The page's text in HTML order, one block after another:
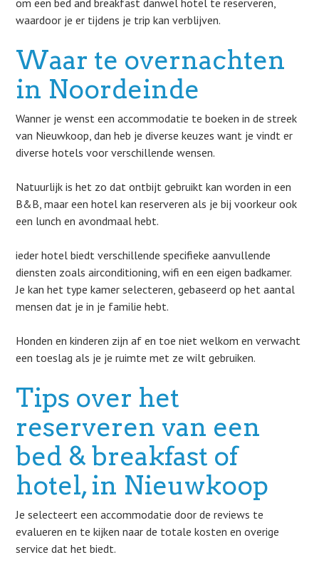
om een bed and breakfast danwel hotel te reserveren,
waardoor je er tijdens je trip kan verblijven.
Waar te overnachten
in Noordeinde
Wanner je wenst een accommodatie te boeken in de streek
van Nieuwkoop, dan heb je diverse keuzes want je vindt er
diverse hotels voor verschillende wensen.
Natuurlijk is het zo dat ontbijt gebruikt kan worden in een
B&B, maar een hotel kan reserveren als je bij voorkeur ook
een lunch en avondmaal hebt.
ieder hotel biedt verschillende specifieke aanvullende
diensten zoals airconditioning, wifi en een eigen badkamer.
Je kan het type kamer selecteren, gebaseerd op het aantal
mensen dat je in je familie hebt.
Honden en kinderen zijn af en toe niet welkom en verwacht
een toeslag als je je ruimte met ze wilt gebruiken.
Tips over het
reserveren van een
bed & breakfast of
hotel, in Nieuwkoop
Je selecteert een accommodatie door de reviews te
evalueren en te kijken naar de totale kosten en overige
service dat het biedt.